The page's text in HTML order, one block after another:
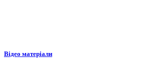
Відео матеріали